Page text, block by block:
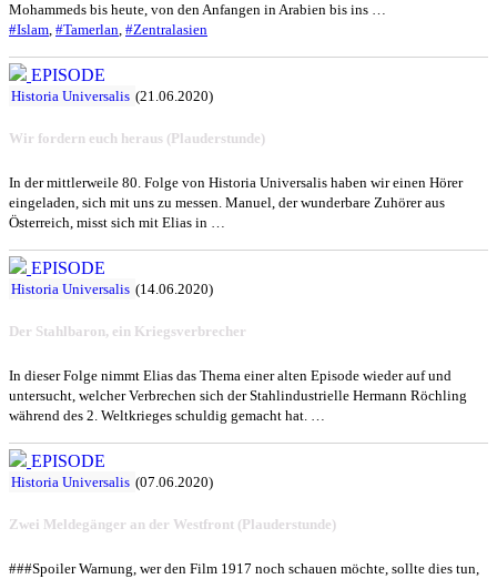
Mohammeds bis heute, von den Anfangen in Arabien bis ins …
#Islam, #Tamerlan, #Zentralasien
EPISODE
Historia Universalis (21.06.2020)
Wir fordern euch heraus (Plauderstunde)
In der mittlerweile 80. Folge von Historia Universalis haben wir einen Hörer
eingeladen, sich mit uns zu messen. Manuel, der wunderbare Zuhörer aus
Österreich, misst sich mit Elias in …
EPISODE
Historia Universalis (14.06.2020)
Der Stahlbaron, ein Kriegsverbrecher
In dieser Folge nimmt Elias das Thema einer alten Episode wieder auf und
untersucht, welcher Verbrechen sich der Stahlindustrielle Hermann Röchling
während des 2. Weltkrieges schuldig gemacht hat. …
EPISODE
Historia Universalis (07.06.2020)
Zwei Meldegänger an der Westfront (Plauderstunde)
###Spoiler Warnung, wer den Film 1917 noch schauen möchte, sollte dies tun,